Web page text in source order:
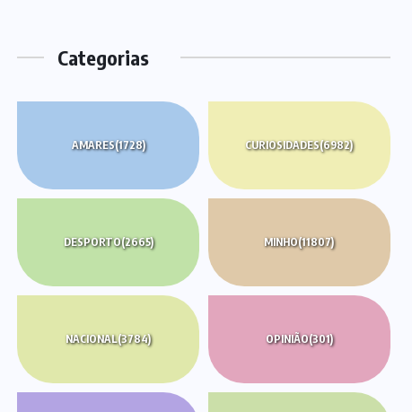
Categorias
AMARES(1728) CURIOSIDADES(6982)
DESPORTO(2665) MINHO(11807)
NACIONAL(3784) OPINIÃO(301)